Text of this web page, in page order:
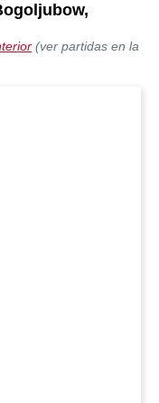
(ver partidas en la